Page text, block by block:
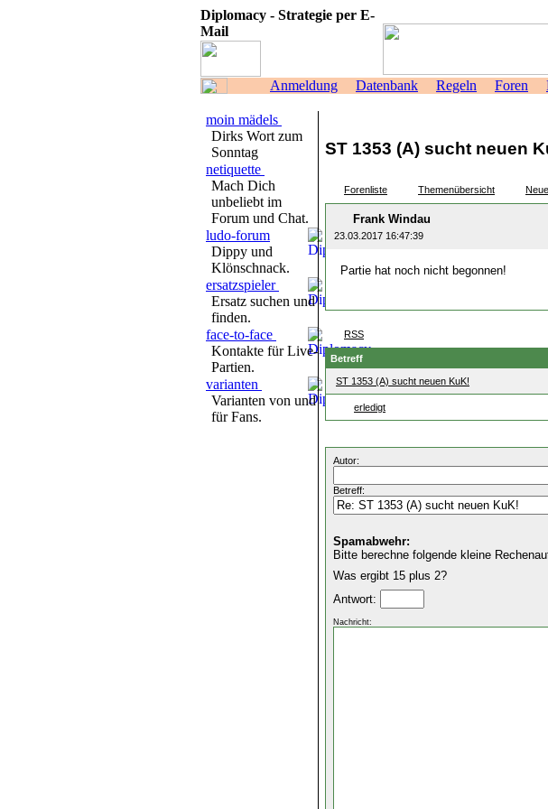
Diplomacy - Strategie per E-
Mail
Anmeldung Datenbank Regeln Foren
moin mädels
Dirks Wort zum
Sonntag
netiquette
Mach Dich
unbeliebt im
Forum und Chat.
ludo-forum
Dippy und
Klönschnack.
ersatzspieler
Ersatz suchen und
finden.
face-to-face
Kontakte für Live-
Partien.
varianten
Varianten von und
für Fans.
ST 1353 (A) sucht neuen
Forenliste Themenübersicht
Frank Windau
23.03.2017 16:47:39
Partie hat noch nicht begonnen!
RSS
Betreff
ST 1353 (A) sucht neuen KuK!
erledigt
Autor:
Betreff:
Spamabwehr:
Bitte berechne folgende kleine
Was ergibt 15 plus 2?
Antwort:
Nachricht: